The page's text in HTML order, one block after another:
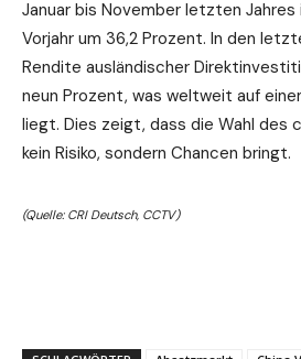
Januar bis November letzten Jahres
Vorjahr um 36,2 Prozent. In den
Rendite ausländischer
neun Prozent, was weltweit auf
liegt. Dies zeigt, dass die Wahl des
kein Risiko, sondern Chancen bringt.
(Quelle: CRI Deutsch, CCTV)